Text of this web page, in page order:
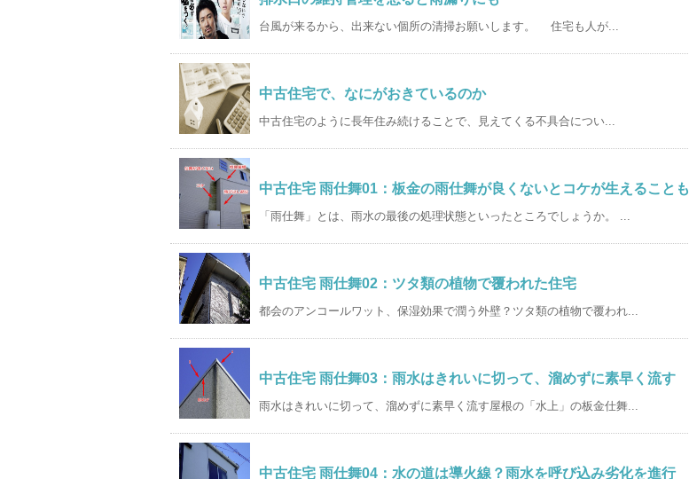
台風が来るから、出来ない個所の清掃お願いします。 住宅も人が...
中古住宅で、なにがおきているのか
中古住宅のように長年住み続けることで、見えてくる不具合につい...
中古住宅 雨仕舞01：板金の雨仕舞が良くないとコケが生えることも
「雨仕舞」とは、雨水の最後の処理状態といったところでしょうか。 ...
中古住宅 雨仕舞02：ツタ類の植物で覆われた住宅
都会のアンコールワット、保湿効果で潤う外壁？ツタ類の植物で覆われ...
中古住宅 雨仕舞03：雨水はきれいに切って、溜めずに素早く流す
雨水はきれいに切って、溜めずに素早く流す屋根の「水上」の板金仕舞...
中古住宅 雨仕舞04：水の道は導火線？雨水を呼び込み劣化を進行